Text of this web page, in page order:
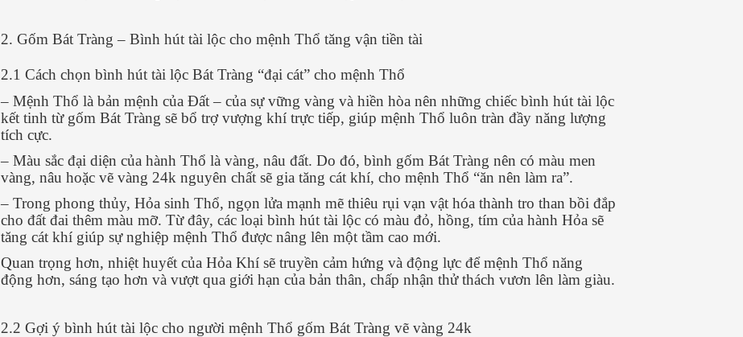
2. Gốm Bát Tràng – Bình hút tài lộc cho mệnh Thổ tăng vận tiền tài
2.1 Cách chọn bình hút tài lộc Bát Tràng “đại cát” cho mệnh Thổ
– Mệnh Thổ là bản mệnh của Đất – của sự vững vàng và hiền hòa nên những chiếc bình hút tài lộc
kết tinh từ gốm Bát Tràng sẽ bổ trợ vượng khí trực tiếp, giúp mệnh Thổ luôn tràn đầy năng lượng
tích cực.
– Màu sắc đại diện của hành Thổ là vàng, nâu đất. Do đó, bình gốm Bát Tràng nên có màu men
vàng, nâu hoặc vẽ vàng 24k nguyên chất sẽ gia tăng cát khí, cho mệnh Thổ “ăn nên làm ra”.
– Trong phong thủy, Hỏa sinh Thổ, ngọn lửa mạnh mẽ thiêu rụi vạn vật hóa thành tro than bồi đắp
cho đất đai thêm màu mỡ. Từ đây, các loại bình hút tài lộc có màu đỏ, hồng, tím của hành Hỏa sẽ
tăng cát khí giúp sự nghiệp mệnh Thổ được nâng lên một tầm cao mới.
Quan trọng hơn, nhiệt huyết của Hỏa Khí sẽ truyền cảm hứng và động lực để mệnh Thổ năng
động hơn, sáng tạo hơn và vượt qua giới hạn của bản thân, chấp nhận thử thách vươn lên làm giàu.
2.2 Gợi ý bình hút tài lộc cho người mệnh Thổ gốm Bát Tràng vẽ vàng 24k